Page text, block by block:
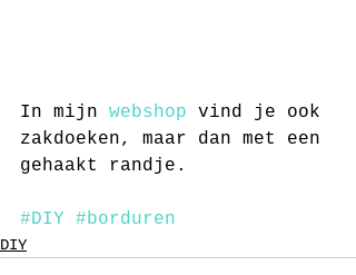
In mijn webshop vind je ook
zakdoeken, maar dan met een
gehaakt randje.
#DIY #borduren
DIY